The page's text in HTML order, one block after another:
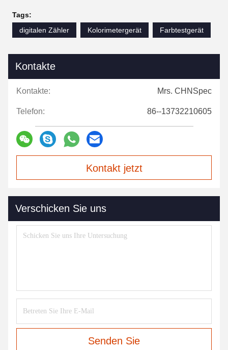
Tags:
digitalen Zähler
Kolorimetergerät Farbtestgerät
Kontakte
Kontakte: Mrs. CHNSpec
Telefon: 86--13732210605
Kontakt jetzt
Verschicken Sie uns
Senden Sie